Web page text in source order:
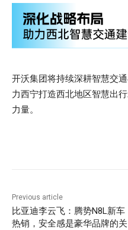
开沃集团将持续深耕智慧交
力西宁打造西北地区智慧出
力量。
Previous article
比亚迪李云飞：腾势N8L新车
热销，安全感是豪华品牌的关